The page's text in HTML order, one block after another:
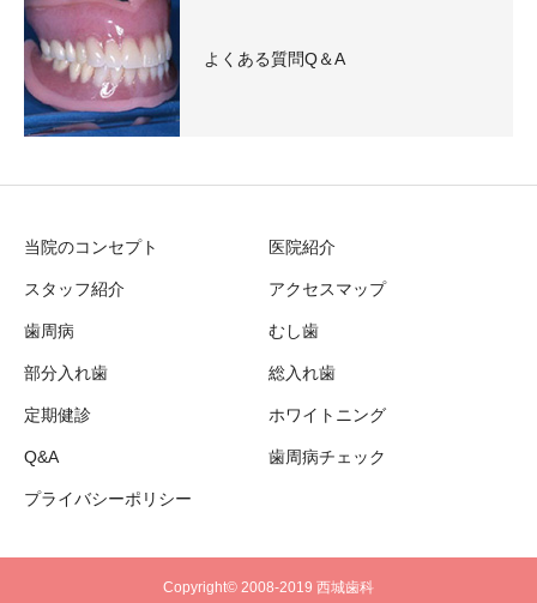
よくある質問Q＆A
当院のコンセプト 医院紹介
スタッフ紹介 アクセスマップ
歯周病 むし歯
部分入れ歯 総入れ歯
定期健診 ホワイトニング
Q&A 歯周病チェック
プライバシーポリシー
Copyright© 2008-2019 西城歯科